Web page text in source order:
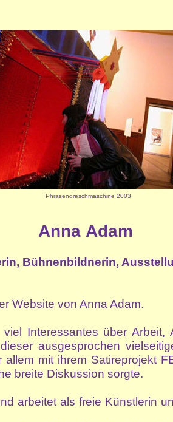
Phrasendreschmaschine 2003
Anna Adam
Bühnenbildnerin,
Website von Anna Adam.
Interessantes über Arbeit,
ausgesprochen
allem mit ihrem Satireprojekt
breite Diskussion sorgte.
arbeitet als freie Künstlerin